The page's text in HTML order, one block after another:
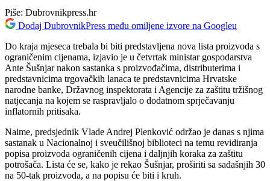
Piše: Dubrovnikpress.hr
Dodaj DubrovnikPress među omiljene izvore na Googleu
Do kraja mjeseca trebala bi biti predstavljena nova lista proizvoda s
ograničenim cijenama, izjavio je u četvrtak ministar gospodarstva
Ante Šušnjar nakon sastanka s proizvođačima, distributerima i
predstavnicima trgovačkih lanaca te predstavnicima Hrvatske
narodne banke, Državnog inspektorata i Agencije za zaštitu tržišnog
natjecanja na kojem se raspravljalo o dodatnom sprječavanju
inflatornih pritisaka.
Naime, predsjednik Vlade Andrej Plenković održao je danas s njima
sastanak u Nacionalnoj i sveučilišnoj biblioteci na temu revidiranja
popisa proizvoda ograničenih cijena i daljnjih koraka za zaštitu
potrošača. Lista će se, kako je rekao Šušnjar, proširiti sa sadašnjih 30
na 50-tak proizvoda, a na popisu će biti i kruh.